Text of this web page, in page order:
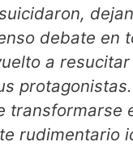
debate en
a
protagonistas.
rudimentario